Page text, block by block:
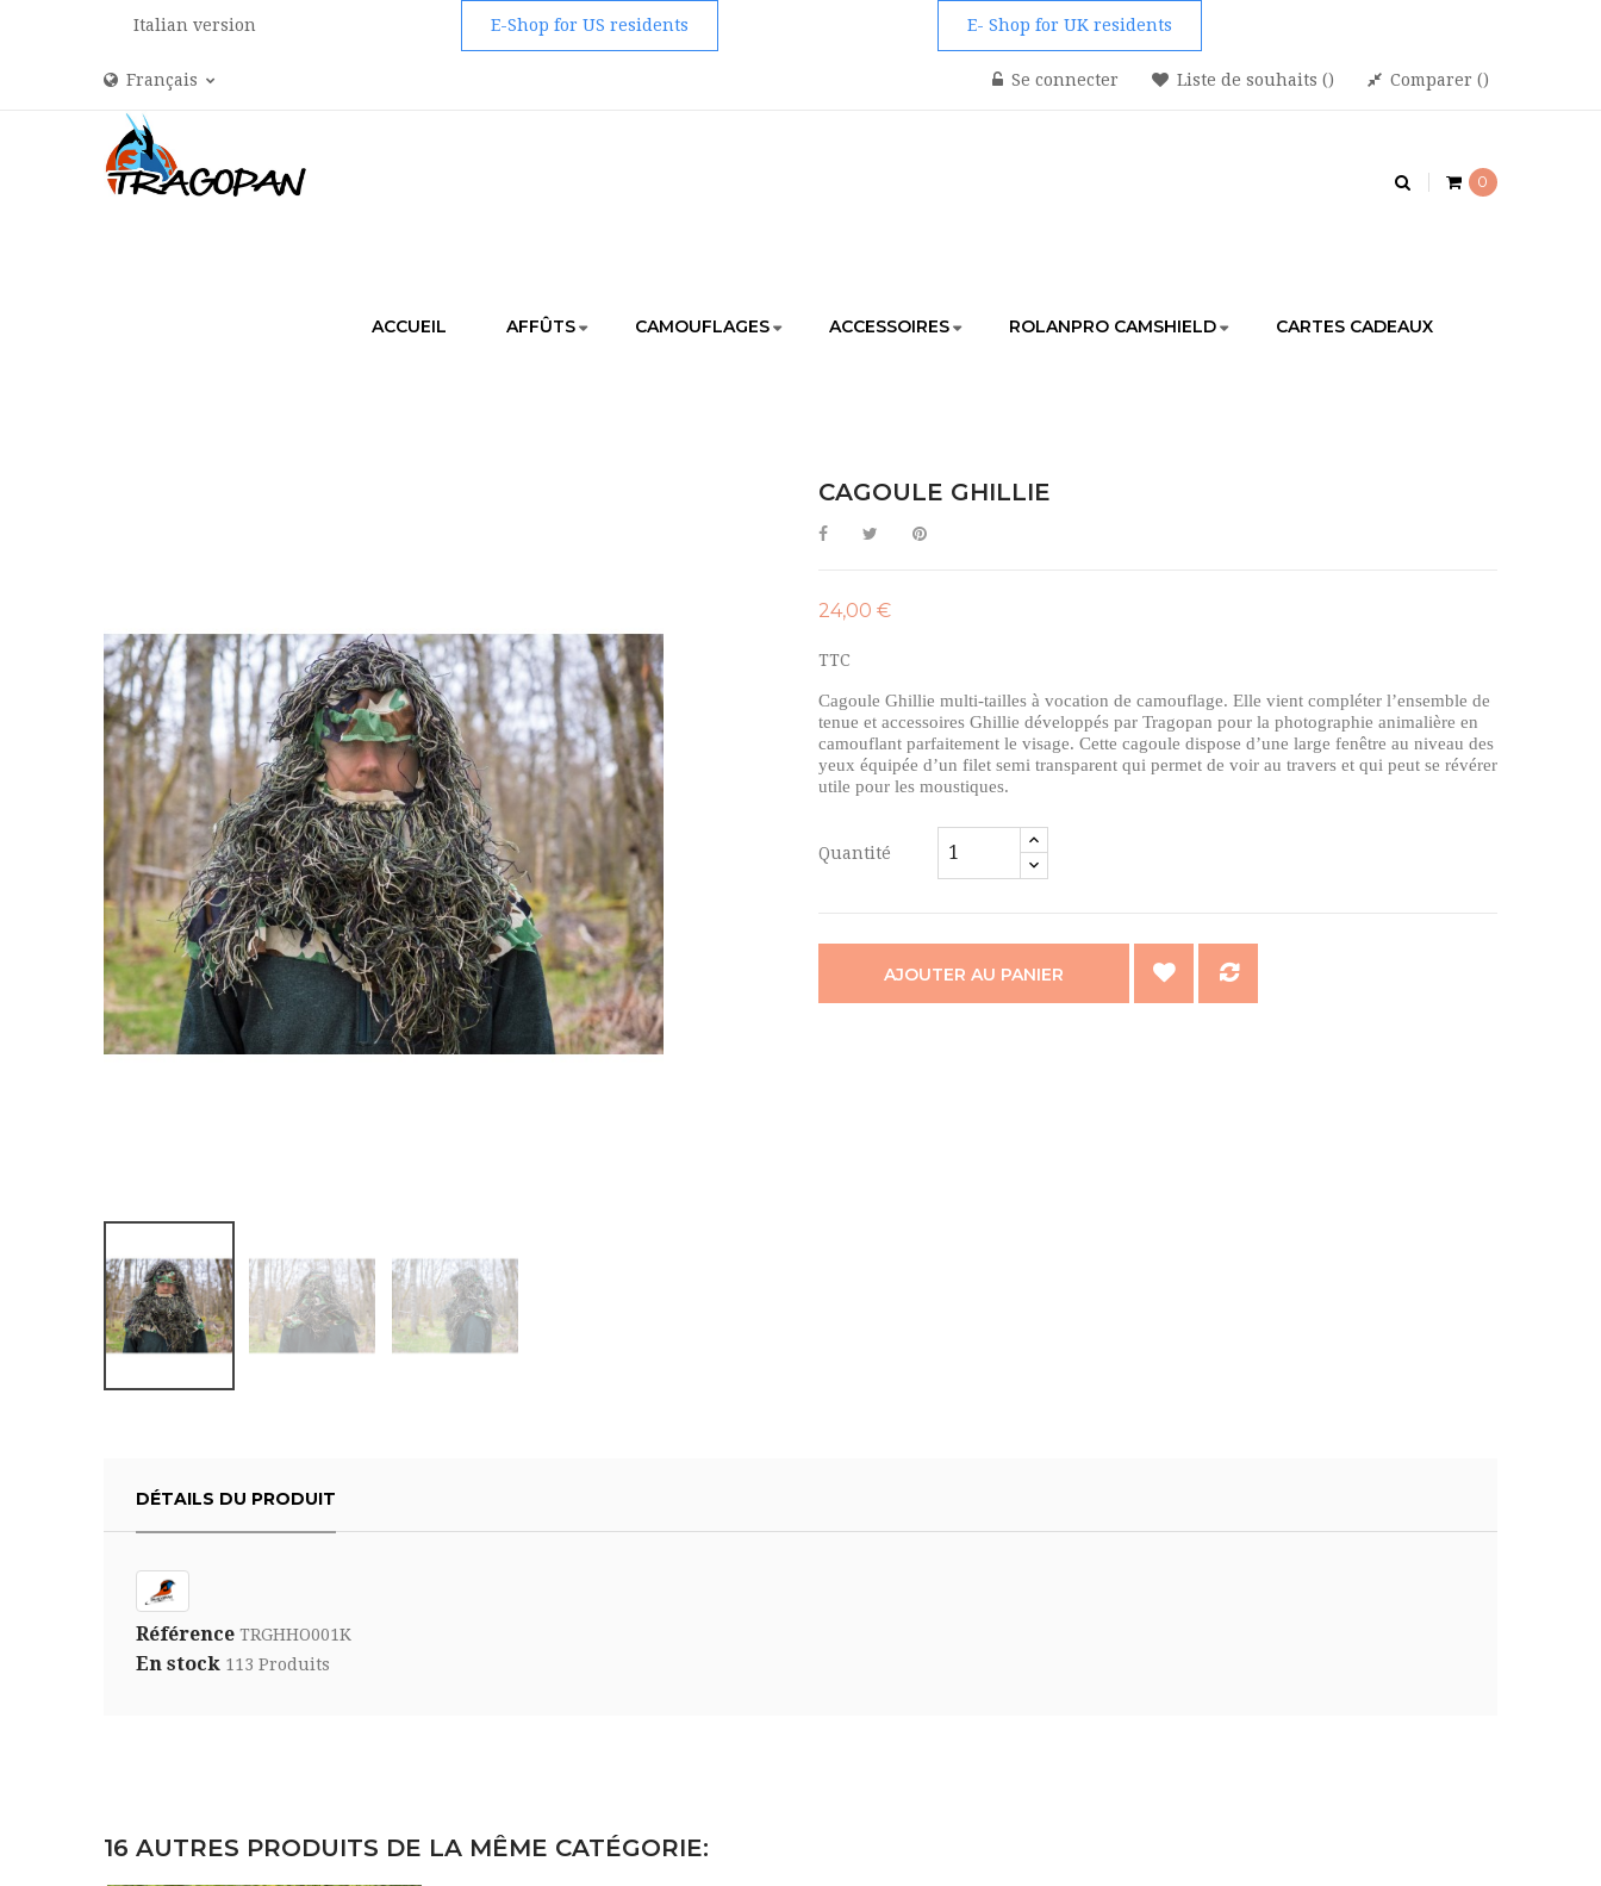
Italian version E-Shop for US residents E- Shop for UK residents
Se connecter Liste de souhaits Comparer
Français
0
ACCUEIL AFFÛTS CAMOUFLAGES ACCESSOIRES ROLANPRO CAMSHIELD CARTES CADEAUX
CAGOULE GHILLIE
24,00 €
TTC
Cagoule Ghillie multi-tailles à vocation de camouflage. Elle vient compléter l’ensemble de
tenue et accessoires Ghillie développés par Tragopan pour la photographie animalière en
camouflant parfaitement le visage. Cette cagoule dispose d’une large fenêtre au niveau des
yeux équipée d’un filet semi transparent qui permet de voir au travers et qui peut se révérer
utile pour les moustiques.
Quantité
AJOUTER AU PANIER
DÉTAILS DU PRODUIT
Référence TRGHHO001K
En stock 113 Produits
16 AUTRES PRODUITS DE LA MÊME CATÉGORIE: